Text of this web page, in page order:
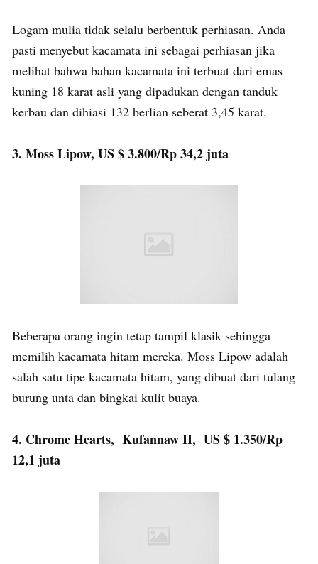
Logam mulia tidak selalu berbentuk perhiasan. Anda
pasti menyebut kacamata ini sebagai perhiasan jika
melihat bahwa bahan kacamata ini terbuat dari emas
kuning 18 karat asli yang dipadukan dengan tanduk
kerbau dan dihiasi 132 berlian seberat 3,45 karat.
3. Moss Lipow, US $ 3.800/Rp 34,2 juta
Beberapa orang ingin tetap tampil klasik sehingga
memilih kacamata hitam mereka. Moss Lipow adalah
salah satu tipe kacamata hitam, yang dibuat dari tulang
burung unta dan bingkai kulit buaya.
4. Chrome Hearts, Kufannaw II, US $ 1.350/Rp
12,1 juta